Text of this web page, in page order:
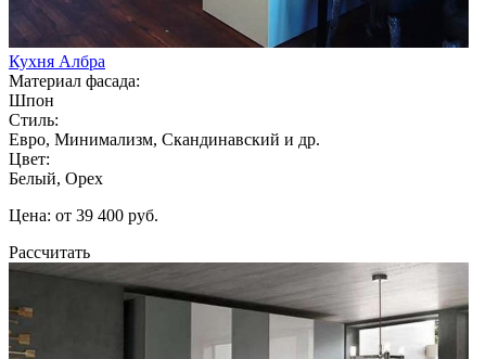
Кухня Албра
Материал фасада:
Шпон
Стиль:
Евро, Минимализм, Скандинавский и др.
Цвет:
Белый, Орех
Цена: от 39 400 руб.
Рассчитать